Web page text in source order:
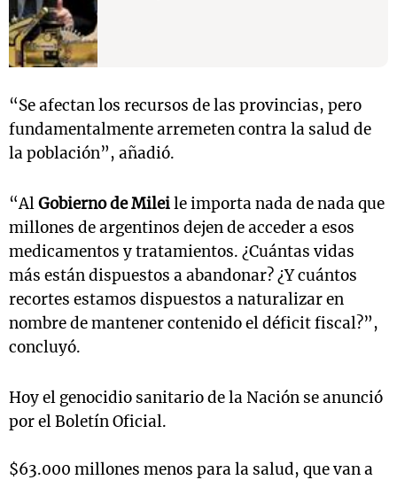
“Se afectan los recursos de las provincias, pero
fundamentalmente arremeten contra la salud de
la población”, añadió.
“AlGobierno de Mileile importa nada de nada que
millones de argentinos dejen de acceder a esos
medicamentos y tratamientos. ¿Cuántas vidas
más están dispuestos a abandonar? ¿Y cuántos
recortes estamos dispuestos a naturalizar en
nombre de mantener contenido el déficit fiscal?”,
concluyó.
Hoy el genocidio sanitario de la Nación se anunció
por el Boletín Oficial.
$63.000 millones menos para la salud, que van a